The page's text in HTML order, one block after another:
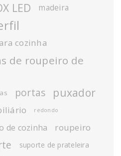
LED madeira
cozinha
de roupeiro de
portas puxador
redondo
de cozinha roupeiro
suporte de prateleira